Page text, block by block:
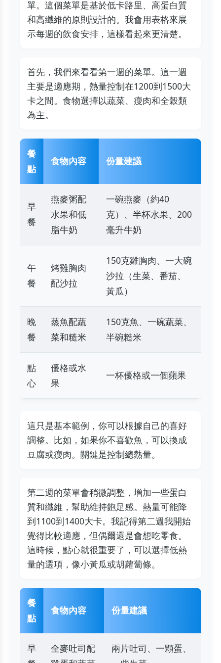
單。這個菜單是基於低卡路里、高蛋白質
和高纖維的原則設計的。我會用表格來展
示每週的飲食安排，這樣看起來更清楚。
首先，我們來看看第一週的菜單。這一週
主要是適應期，熱量控制在1200到1500大
卡之間。食物選擇以蔬菜、瘦肉和全穀類
為主。
餐
點
食物內容 份量建議
早
餐
燕麥粥配
水果和低
脂牛奶
一碗燕麥（約40
克）、半杯水果、200
毫升牛奶
午
餐
烤雞胸肉
配沙拉
150克雞胸肉、一大碗
沙拉（生菜、番茄、
黃瓜）
晚
餐
蒸魚配蔬
菜和糙米
150克魚、一碗蔬菜、
半碗糙米
點
心
優格或水
果
一杯優格或一個蘋果
這只是基本範例，你可以根據自己的喜好
調整。比如，如果你不喜歡魚，可以換成
豆腐或瘦肉。關鍵是控制總熱量。
第二週的菜單會稍微調整，增加一些蛋白
質和纖維，幫助維持飽足感。熱量可能降
到1100到1400大卡。我記得第二週我開始
覺得比較適應，但偶爾還是會想吃零食。
這時候，點心就很重要了，可以選擇低熱
量的選項，像小黃瓜或胡蘿蔔條。
餐
點
食物內容 份量建議
早
全麥吐司配
兩片吐司、一顆蛋、